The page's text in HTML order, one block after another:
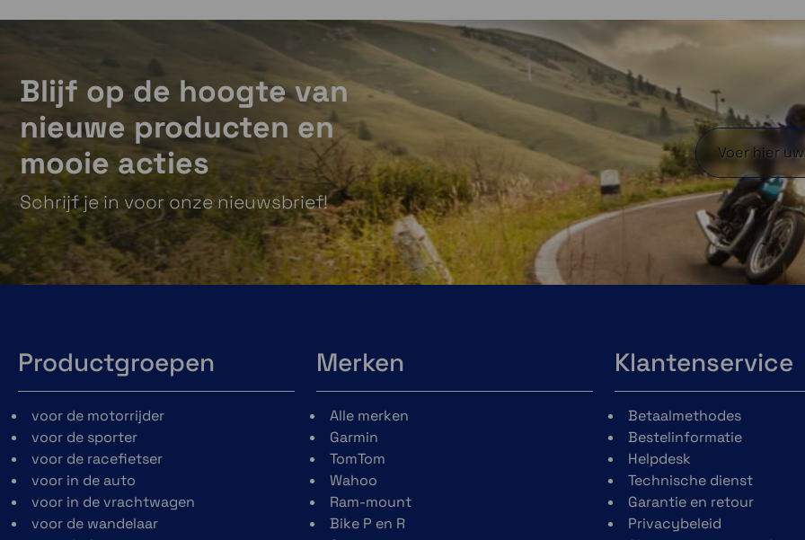
Blijf op de hoogte van
nieuwe producten en
mooie acties
Schrijf je in voor onze nieuwsbrief!
Productgroepen
voor de motorrijder
voor de sporter
voor de racefietser
voor in de auto
voor in de vrachtwagen
voor de wandelaar
Merken
Alle merken
Garmin
TomTom
Wahoo
Ram-mount
Bike P en R
Klantenservice
Betaalmethodes
Bestelinformatie
Helpdesk
Technische dienst
Garantie en retour
Privacybeleid